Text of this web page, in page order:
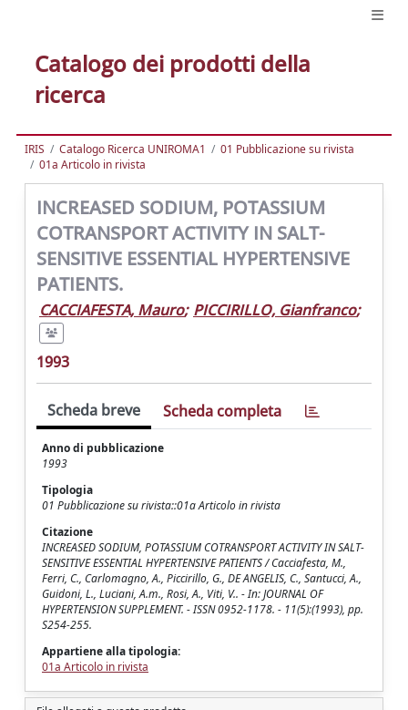
Catalogo dei prodotti della
ricerca
IRIS Catalogo Ricerca UNIROMA1
01 Pubblicazione su rivista
01a Articolo in rivista
INCREASED SODIUM, POTASSIUM
COTRANSPORT ACTIVITY IN SALT-
SENSITIVE ESSENTIAL HYPERTENSIVE
PATIENTS.
CACCIAFESTA, Mauro; PICCIRILLO, Gianfranco;
1993
Scheda breve Scheda completa
Anno di pubblicazione
1993
Tipologia
01 Pubblicazione su rivista::01a Articolo in rivista
Citazione
INCREASED SODIUM, POTASSIUM COTRANSPORT ACTIVITY IN SALT-
SENSITIVE ESSENTIAL HYPERTENSIVE PATIENTS / Cacciafesta, M.,
Ferri, C., Carlomagno, A., Piccirillo, G., DE ANGELIS, C., Santucci, A.,
Guidoni, L., Luciani, A.m., Rosi, A., Viti, V.. - In: JOURNAL OF
HYPERTENSION SUPPLEMENT. - ISSN 0952-1178. - 11(5):(1993), pp.
S254-255.
Appartiene alla tipologia:
01a Articolo in rivista